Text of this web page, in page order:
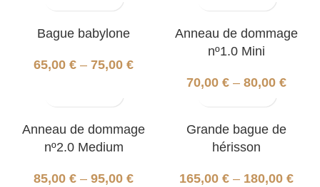
Bague babylone
65,00 € – 75,00 €
Anneau de dommage
nº1.0 Mini
70,00 € – 80,00 €
Anneau de dommage
nº2.0 Medium
85,00 € – 95,00 €
Grande bague de
hérisson
165,00 € – 180,00 €